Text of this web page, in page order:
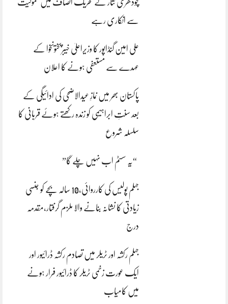
چودھری نثار نے تحریک انصاف میں شمولیت
سے انکاری رہے
علی امین گنڈاپور کا وزیراعلیٰ خیبرپختونخوا کے
عہدے سے مستعفی ہونے کا اعلان
پاکستان بھر میں نمازِ عیدالاضحی کی ادائیگی کے
بعد سنتِ ابراہیمی کو زندہ رکھتے ہوئے قربانی کا
سلسلہ شروع
“یہ سسٹم اب نہیں چلے گا”
جہلم پولیس کی کارروائی،10 سالہ بچے کو جنسی
زیادتی کا نشانہ بنانے والا ملزم گرفتار،مقدمہ
درج
جہلم رکشہ اور ٹریلر میں تصادم رکشہ ڈرائیور اور
ایک عورت زخمی ٹریلر کا ڈرائیور فرار ہونے
میں کامیاب